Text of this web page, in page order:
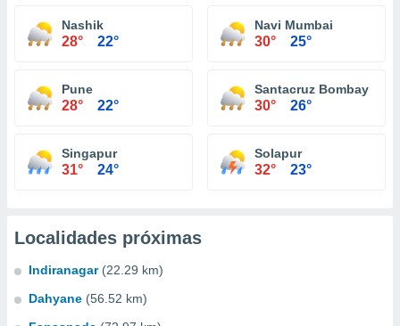
Nashik
28° 22°
Navi Mumbai
30° 25°
Pune
28° 22°
Santacruz Bombay
30° 26°
Singapur
31° 24°
Solapur
32° 23°
Localidades próximas
Indiranagar (22.29 km)
Dahyane (56.52 km)